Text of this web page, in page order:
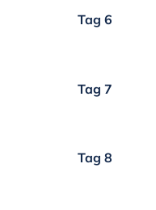
Tag 6
Tag 7
Tag 8